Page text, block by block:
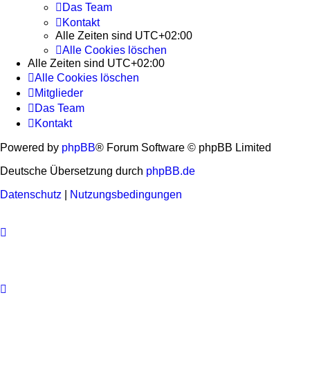
Das Team
Kontakt
Alle Zeiten sind UTC+02:00
Alle Cookies löschen
Alle Zeiten sind UTC+02:00
Alle Cookies löschen
Mitglieder
Das Team
Kontakt
Powered by phpBB® Forum Software © phpBB Limited
Deutsche Übersetzung durch phpBB.de
Datenschutz
Nutzungsbedingungen